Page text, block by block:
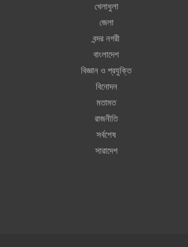
খেলাধুলা
জেলা
বন্দর নগরী
বাংলাদেশ
বিজ্ঞান ও প্রযুক্তি
বিনোদন
মতামত
রাজনীতি
সর্বশেষ
সারাদেশ